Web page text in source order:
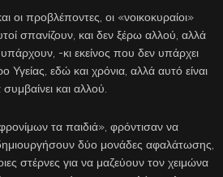
προβλέποντες, οι «νοικοκυραίοι»
σπανίζουν, και δεν ξέρω αλλού, αλλά
-κι εκείνος που δεν υπάρχει
Υγείας, εδώ και χρόνια, αλλά αυτό είναι
και αλλού.
τα παιδιά», φρόντισαν να
δύο μονάδες αφαλάτωσης,
στέρνες για να μαζεύουν τον χειμώνα